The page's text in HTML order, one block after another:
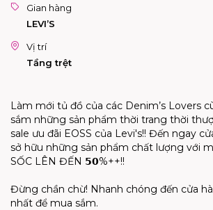
Gian hàng
LEVI’S
Vị trí
Tầng trệt
Làm mới tủ đồ của các Denim’s Lovers
sắm những sản phẩm thời trang thời
sale ưu đãi EOSS của Levi's!! Đến ngay
sở hữu những sản phẩm chất lượng với
SỐC LÊN ĐẾN 𝟱𝟬%++!!
Đừng chần chừ! Nhanh chóng đến cửa
nhất để mua sắm.